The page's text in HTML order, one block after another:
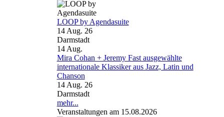
LOOP by Agendasuite
14 Aug. 26
Darmstadt
14 Aug.
Mira Cohan + Jeremy Fast ausgewählte
internationale Klassiker aus Jazz, Latin und
Chanson
14 Aug. 26
Darmstadt
mehr...
Veranstaltungen am 15.08.2026